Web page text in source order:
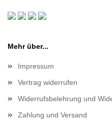
Mehr über...
Impressum
Vertrag widerrufen
Widerrufsbelehrung und
Zahlung und Versand